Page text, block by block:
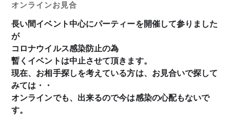
オンラインお見合
長い間イベント中心にパーティーを開催して参りました
が
コロナウイルス感染防止の為
暫くイベントは中止させて頂きます。
現在、お相手探しを考えている方は、お見合いで探して
みては・・
オンラインでも、出来るので今は感染の心配もないで
す。